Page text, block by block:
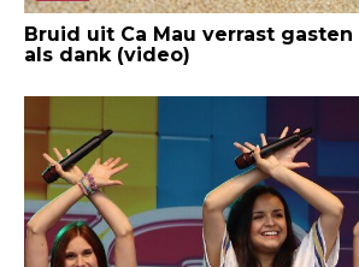
Bruid uit Ca Mau verrast
als dank (video)